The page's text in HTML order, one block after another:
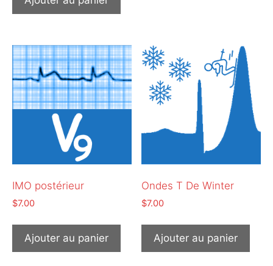
IMO postérieur
$7.00
Ajouter au panier
Ondes T De Winter
$7.00
Ajouter au panier